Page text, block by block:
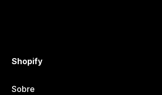
Shopify
Sobre